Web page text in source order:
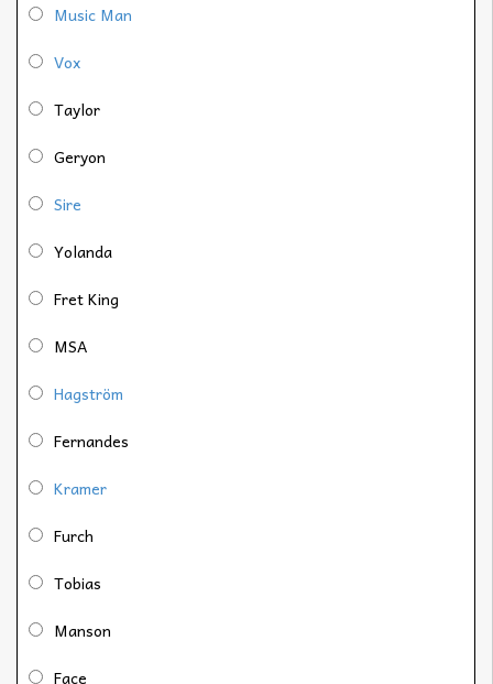
Music Man
Vox
Taylor
Geryon
Sire
Yolanda
Fret King
MSA
Hagström
Fernandes
Kramer
Furch
Tobias
Manson
Face